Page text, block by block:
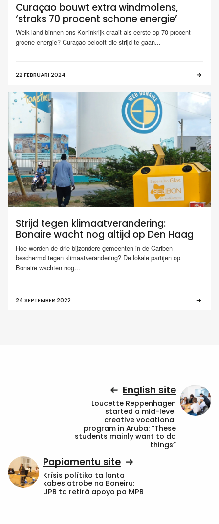
Curaçao bouwt extra windmolens,
‘straks 70 procent schone energie’
Welk land binnen ons Koninkrijk draait als eerste op 70 procent
groene energie? Curaçao belooft die strijd te gaan...
22 FEBRUARI 2024
Strijd tegen klimaatverandering:
Bonaire wacht nog altijd op Den Haag
Hoe worden de drie bijzondere gemeenten in de Cariben
beschermd tegen klimaatverandering? De lokale partijen op
Bonaire wachten nog...
24 SEPTEMBER 2022
English site
Loucette Reppenhagen
started a mid-level
creative vocational
program in Aruba: “These
students mainly want to do
things”
Papiamentu site
Krísis polítiko ta lanta
kabes atrobe na Boneiru:
UPB ta retirá apoyo pa MPB